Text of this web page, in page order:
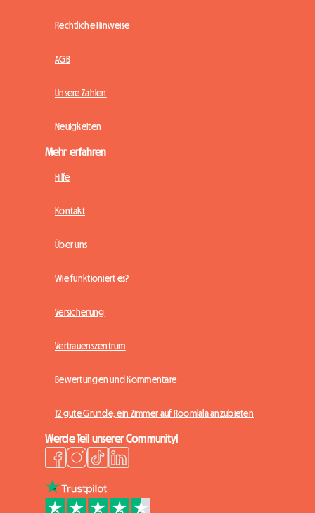
Rechtliche Hinweise
AGB
Unsere Zahlen
Neuigkeiten
Mehr erfahren
Hilfe
Kontakt
Über uns
Wie funktioniert es?
Versicherung
Vertrauenszentrum
Bewertungen und Kommentare
12 gute Gründe, ein Zimmer auf Roomlala anzubieten
Werde Teil unserer Community!